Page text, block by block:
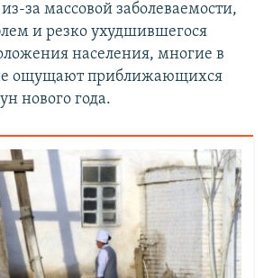
за массовой заболеваемости,
и резко ухудшившегося
населения, многие в
ощущают приближающихся
нового года.